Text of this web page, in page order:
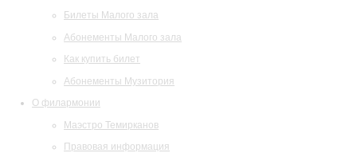
Билеты Малого зала
Абонементы Малого зала
Как купить билет
Абонементы Музитория
О филармонии
Маэстро Темирканов
Правовая информация